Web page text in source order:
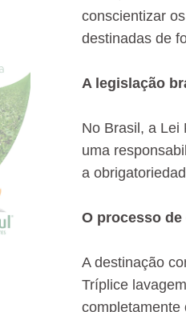
conscientizar
destinadas de
A legislação
No Brasil, a Lei
uma
a
O processo
A destinação
Tríplice
completamente